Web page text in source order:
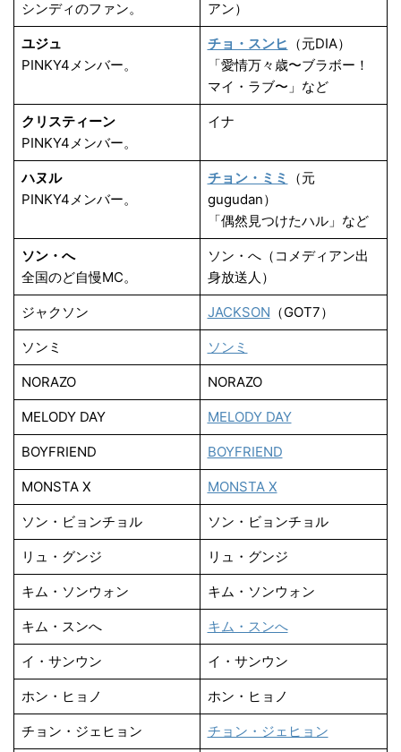
シンディのファン。
アン）
ユジュ
PINKY4メンバー。
チョ・スンヒ （元DIA）
「愛情万々歳〜ブラボー！
マイ・ラブ〜」など
クリスティーン
PINKY4メンバー。
イナ
ハヌル
PINKY4メンバー。
チョン・ミミ
（元
gugudan）
「偶然見つけたハル」など
ソン・へ
全国のど自慢MC。
ソン・へ（コメディアン出
身放送人）
ジャクソン JACKSON （GOT7）
ソンミ ソンミ
NORAZO NORAZO
MELODY DAY MELODY DAY
BOYFRIEND BOYFRIEND
MONSTA X MONSTA X
ソン・ビョンチョル ソン・ビョンチョル
リュ・グンジ リュ・グンジ
キム・ソンウォン キム・ソンウォン
キム・スンへ キム・スンへ
イ・サンウン イ・サンウン
ホン・ヒョノ ホン・ヒョノ
チョン・ジェヒョン チョン・ジェヒョン